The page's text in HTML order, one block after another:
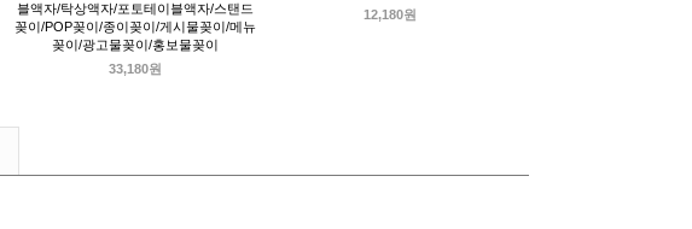
블액자/탁상액자/포토테이블액자/스탠드
꽂이/POP꽂이/종이꽂이/게시물꽂이/메뉴
꽂이/광고물꽂이/홍보물꽂이
33,180원
12,180원